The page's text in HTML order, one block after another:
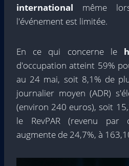
international même
l'événement est limitée.
En ce qui concerne le
d'occupation atteint 59%
au 24 mai, soit 8,1% de
journalier moyen (ADR)
(environ 240 euros), soit
le RevPAR (revenu par
augmente de 24,7%, à